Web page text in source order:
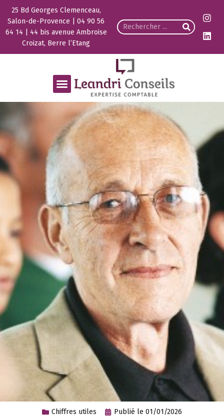
25 Bd Georges Clemenceau,
Salon-de-Provence | 04 90 56
64 14 | 44 bis avenue Ambroise
Croizat, Berre l’Etang
Chiffres utiles Publié le 01/01/2026